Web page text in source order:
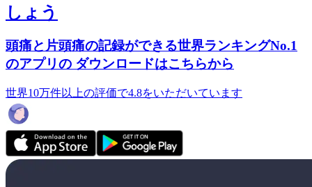
しょう
頭痛と片頭痛の記録ができる世界ランキングNo.1
のアプリの ダウンロードはこちらから
世界10万件以上の評価で4.8をいただいています